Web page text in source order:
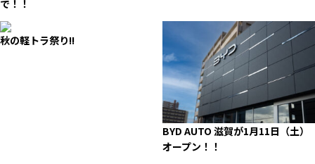
で！！
秋の軽トラ祭り!!
BYD AUTO 滋賀が1月11日（土）
オープン！！